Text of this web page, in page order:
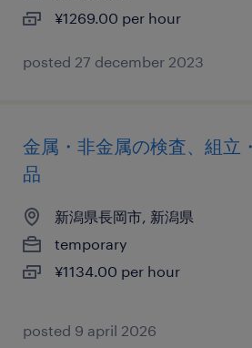
¥1269.00 per hour
posted 27 december 2023
金属・非金属の検査、組立
品
新潟県長岡市, 新潟県
temporary
¥1134.00 per hour
posted 9 april 2026